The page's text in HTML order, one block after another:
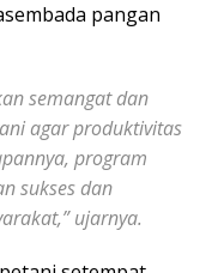
pangan
semangat dan
agar produktivitas
program
sukses dan
ujarnya.